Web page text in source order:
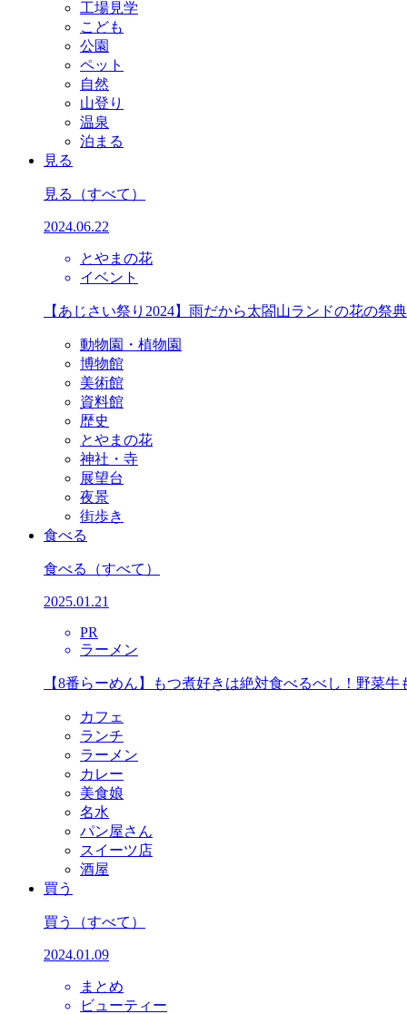
工場見学
こども
公園
ペット
自然
山登り
温泉
泊まる
見る
見る （すべて）
2024.06.22
とやまの花
イベント
【あじさい祭り2024】雨だから太閤山ランドの花の祭
動物園・植物園
博物館
美術館
資料館
歴史
とやまの花
神社・寺
展望台
夜景
街歩き
食べる
食べる （すべて）
2025.01.21
PR
ラーメン
【8番らーめん】もつ煮好きは絶対食べるべし！野菜
カフェ
ランチ
ラーメン
カレー
美食娘
名水
パン屋さん
スイーツ店
酒屋
買う
買う （すべて）
2024.01.09
まとめ
ビューティー